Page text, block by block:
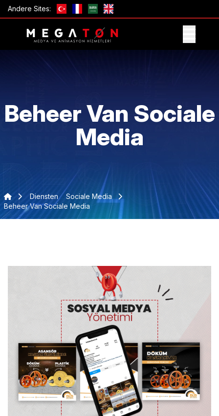
Andere Sites:
Beheer Van Sociale
Media
Diensten
Sociale Media
Beheer Van Sociale Media